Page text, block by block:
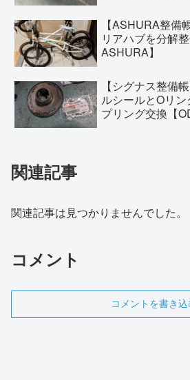
【ASHURA整備
リアハブを分解
ASHURA】
【シグナス整備
ルシールとOリ
プリング交換【
関連記事
関連記事は見つかりませんでした。
コメント
コメントを書き込